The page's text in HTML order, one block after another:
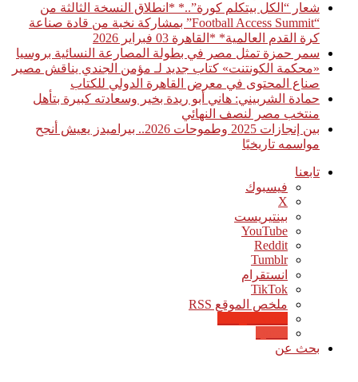
شعار “الكل بيتكلم كورة”..* *انطلاق النسخة الثالثة من
“Football Access Summit” بمشاركة نخبة من قادة صناعة
كرة القدم العالمية* *القاهرة 03 فبراير 2026
سمر حمزة تمثل مصر في بطولة المصارعة النسائية بروسيا
«محكمة الكونتنت» كتاب جديد لـ مؤمن الجندي يناقش مصير
صناع المحتوى في معرض القاهرة الدولي للكتاب
حمادة الشربيني: هاني أبو ريدة بخير وسعادته كبيرة بتأهل
منتخب مصر لنصف النهائي
بين إنجازات 2025 وطموحات 2026.. بيراميدز يعيش أنجح
مواسمه تاريخيًا
تابعنا
فيسبوك
‫X
بينتيريست
‫YouTube
انستقرام
‫TikTok
ملخص الموقع RSS
بحث عن